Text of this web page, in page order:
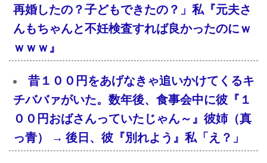
再婚したの？子どもできたの？」私『元夫さ
んもちゃんと不妊検査すれば良かったのにｗ
ｗｗｗ』
昔１００円をあげなきゃ追いかけてくるキ
チババァがいた。数年後、食事会中に彼『１
００円おばさんっていたじゃん～』彼姉（真
っ青） → 後日、彼『別れよう』私「え？」